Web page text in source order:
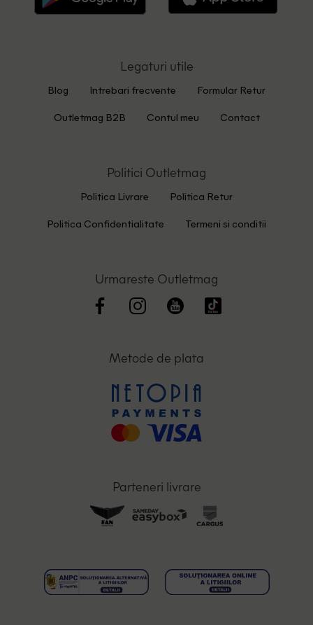
Legaturi utile
Blog Intrebari frecvente Formular Retur
Outletmag B2B Contul meu Contact
Politici Outletmag
Politica Livrare Politica Retur
Politica Confidentialitate Termeni si conditii
Urmareste Outletmag
Metode de plata
Parteneri livrare